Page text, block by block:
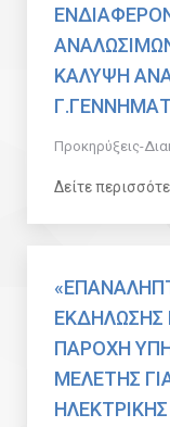
ΚΑΛΥΨΗ
Προκηρύξεις-
Δείτε
ΕΚΔΗΛΩΣΗΣ
ΠΑΡΟΧΗ
ΜΕΛΕΤΗΣ